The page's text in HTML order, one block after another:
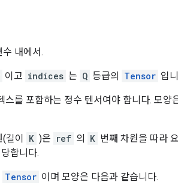
내에서.
이고 indices 는 Q 등급의 Tensor 입
스를 포함하는 정수 텐서여야 합니다. 모양
길이 K )은 ref 의 K 번째 차원을 따라
합니다.
Tensor 이며 모양은 다음과 같습니다.